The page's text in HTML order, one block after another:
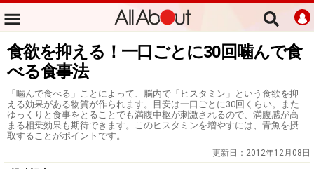
食欲を抑える！一口ごとに30回噛んで食
べる食事法
「噛んで食べる」ことによって、脳内で「ヒスタミン」という食欲を抑
える効果がある物質が作られます。目安は一口ごとに30回くらい。また
ゆっくりと食事をとることでも満腹中枢が刺激されるので、満腹感が高
まる相乗効果も期待できます。このヒスタミンを増やすには、青魚を摂
取することがポイントです。
更新日： 2012年12月08日